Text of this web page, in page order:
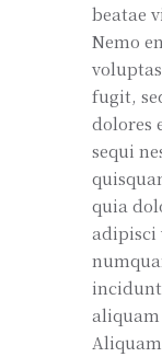
beatae
Nemo
fugit,
dolores
sequi
quia
adipisci